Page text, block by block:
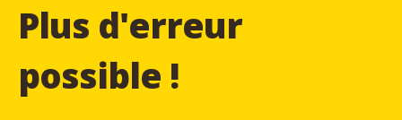
Plus d'erreur
possible !